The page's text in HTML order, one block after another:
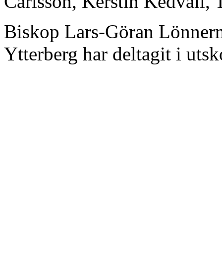
Biskop Lars-Göran
Ytterberg har deltagit i